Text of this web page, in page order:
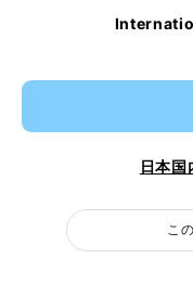
日本国
こ